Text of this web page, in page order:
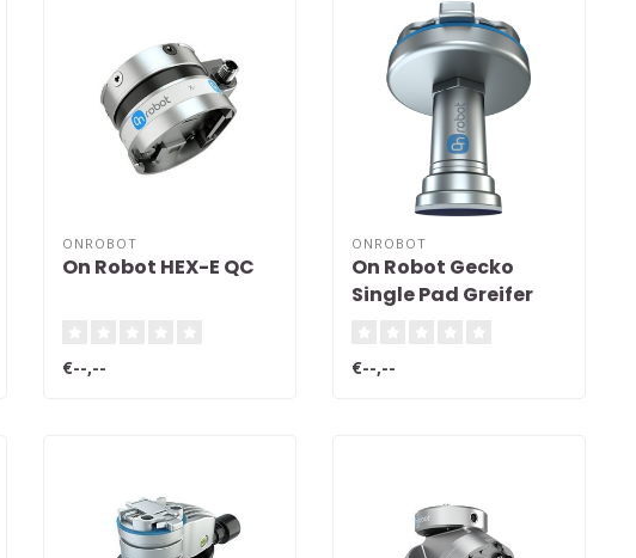
ONROBOT
On Robot HEX-E QC
€--,--
ONROBOT
On Robot Gecko
Single Pad Greifer
€--,--